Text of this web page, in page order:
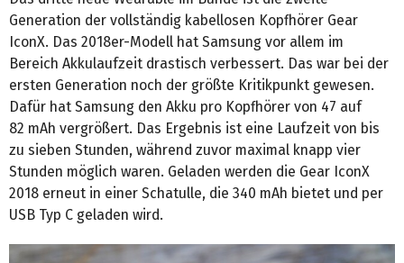
Generation der vollständig kabellosen Kopfhörer Gear
IconX. Das 2018er-Modell hat Samsung vor allem im
Bereich Akkulaufzeit drastisch verbessert. Das war bei der
ersten Generation noch der größte Kritikpunkt gewesen.
Dafür hat Samsung den Akku pro Kopfhörer von 47 auf
82 mAh vergrößert. Das Ergebnis ist eine Laufzeit von bis
zu sieben Stunden, während zuvor maximal knapp vier
Stunden möglich waren. Geladen werden die Gear IconX
2018 erneut in einer Schatulle, die 340 mAh bietet und per
USB Typ C geladen wird.